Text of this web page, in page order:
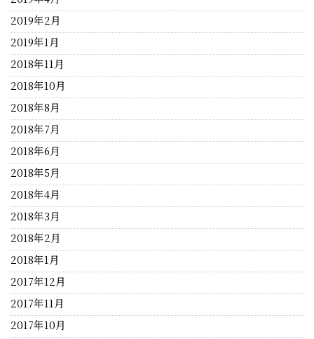
2019年2月
2019年1月
2018年11月
2018年10月
2018年8月
2018年7月
2018年6月
2018年5月
2018年4月
2018年3月
2018年2月
2018年1月
2017年12月
2017年11月
2017年10月